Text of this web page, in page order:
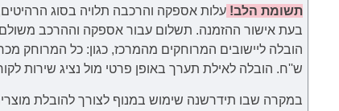
תשומת הלב! עלות אספקה והרכבה תלויה בסוג
בעת אישור ההזמנה. תשלום עבור אספקה וההרכב משולם
ש''ח. הובלה לאילת תערך באופן פרטי מול נציג שירות
במקרה שבו תידרשנה שימוש במנוף לצורך להובלת